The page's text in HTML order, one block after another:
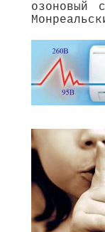
озоновый